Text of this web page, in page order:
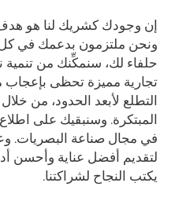
إن وجودك كشريك لنا هو
ونحن ملتزمون بدعمك في
حلفاء لك، سنمكِّنك من
تجارية مميزة تحظى
التطلع لأبعد الحدود، من
المبتكرة. وسنبقيك على
في مجال صناعة البصريات.
لتقديم أفضل عناية وأحسن
يكتب النجاح لشراكتنا.